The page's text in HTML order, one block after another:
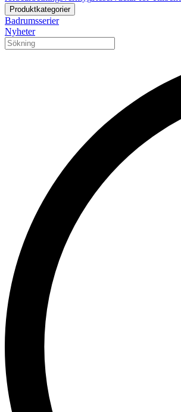
Produktkategorier
Badrumsserier
Nyheter